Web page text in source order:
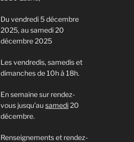
Du vendredi 5 décembre
2025, au samedi 20
décembre 2025
Les vendredis, samedis et
dimanches de 10h à 18h.
En semaine sur rendez-
vous jusqu’ausamedi20
décembre.
Renseignements et rendez-